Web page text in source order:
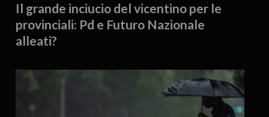
Il grande inciucio del vicentino per le
provinciali: Pd e Futuro Nazionale
alleati?